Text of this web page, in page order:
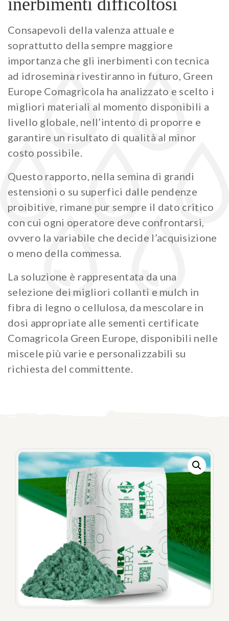
Prato fiorito
Paesaggio
Ornamentali
Speciali
Ripopolazione insetti
Idrosemina
RICHIEDI INFORMAZIONI
EN DE
inerbimenti difficoltosi
Consapevoli della valenza attuale e
soprattutto della sempre maggiore
importanza che gli inerbimenti con tecnica
ad idrosemina rivestiranno in futuro, Green
Europe Comagricola ha analizzato e scelto i
migliori materiali al momento disponibili a
livello globale, nell’intento di proporre e
garantire un risultato di qualità al minor
costo possibile.
Questo rapporto, nella semina di grandi
estensioni o su superfici dalle pendenze
proibitive, rimane pur sempre il dato critico
con cui ogni operatore deve confrontarsi,
ovvero la variabile che decide l’acquisizione
o meno della commessa.
La soluzione è rappresentata da una
selezione dei migliori collanti e mulch in
fibra di legno o cellulosa, da mescolare in
dosi appropriate alle sementi certificate
Comagricola Green Europe, disponibili nelle
miscele più varie e personalizzabili su
richiesta del committente.